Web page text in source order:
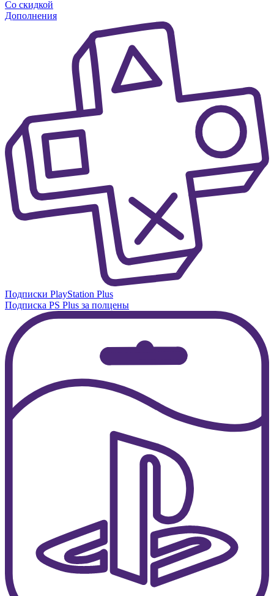
Со скидкой
Дополнения
Подписки PlayStation Plus
Подписка PS Plus за полцены